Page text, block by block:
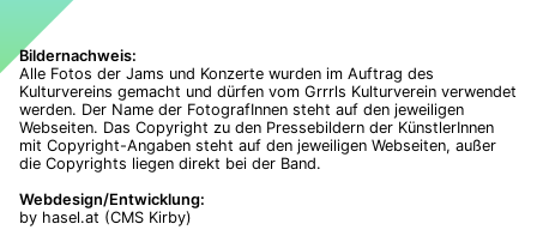
Bildernachweis:
Alle Fotos der Jams und Konzerte wurden im Auftrag des
Kulturvereins gemacht und dürfen vom Grrrls Kulturverein verwendet
werden. Der Name der FotografInnen steht auf den jeweiligen
Webseiten. Das Copyright zu den Pressebildern der KünstlerInnen
mit Copyright-Angaben steht auf den jeweiligen Webseiten, außer
die Copyrights liegen direkt bei der Band.
Webdesign/Entwicklung:
by hasel.at (CMS Kirby)